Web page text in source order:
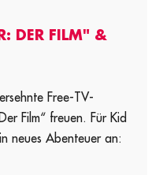
DER FILM" &
Free-TV-
Film“ freuen. Für Kid
neues Abenteuer an: